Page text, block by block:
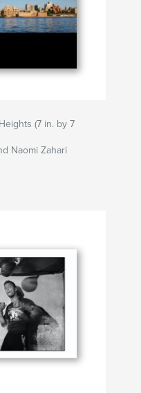
(7 in. by 7
Naomi Zahari